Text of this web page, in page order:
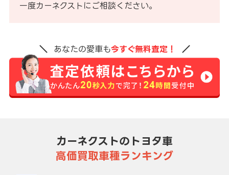
一度カーネクストにご相談ください。
あなたの愛車も今すぐ無料査定！
カーネクストのトヨタ車
高価買取車種ランキング